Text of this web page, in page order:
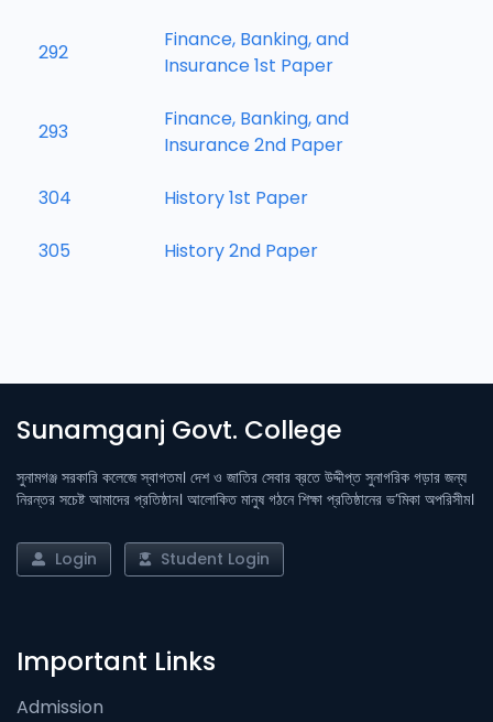
292
Finance, Banking, and
Insurance 1st Paper
293
Finance, Banking, and
Insurance 2nd Paper
304 History 1st Paper
305 History 2nd Paper
Sunamganj Govt. College
সুনামগঞ্জ সরকারি কলেজে স্বাগতম। দেশ ও জাতির সেবার ব্রতে উদ্দীপ্ত সুনাগরিক গড়ার জন্য
নিরন্তর সচেষ্ট আমাদের প্রতিষ্ঠান। আলোকিত মানুষ গঠনে শিক্ষা প্রতিষ্ঠানের ভ’মিকা অপরিসীম।
Login Student Login
Important Links
Admission